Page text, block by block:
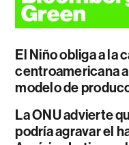
El Niño obliga a la
centroamericana
modelo de
La ONU advierte
podría agravar el